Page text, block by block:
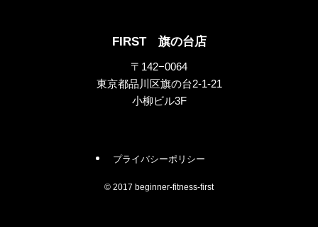
FIRST 旗の台店
〒142−0064
東京都品川区旗の台2-1-21
小柳ビル3F
プライバシーポリシー
© 2017 beginner-fitness-first